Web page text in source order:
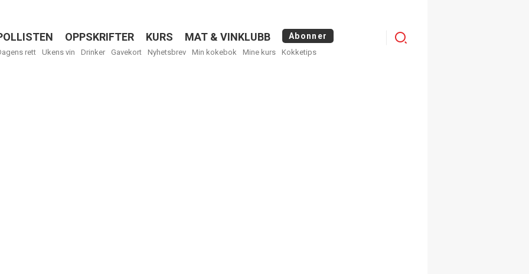
OPPSKRIFTER KURS MAT & VINKLUBB Abonner
rett Ukens vin Drinker Gavekort Nyhetsbrev Min kokebok Mine kurs Kokketips
Logg